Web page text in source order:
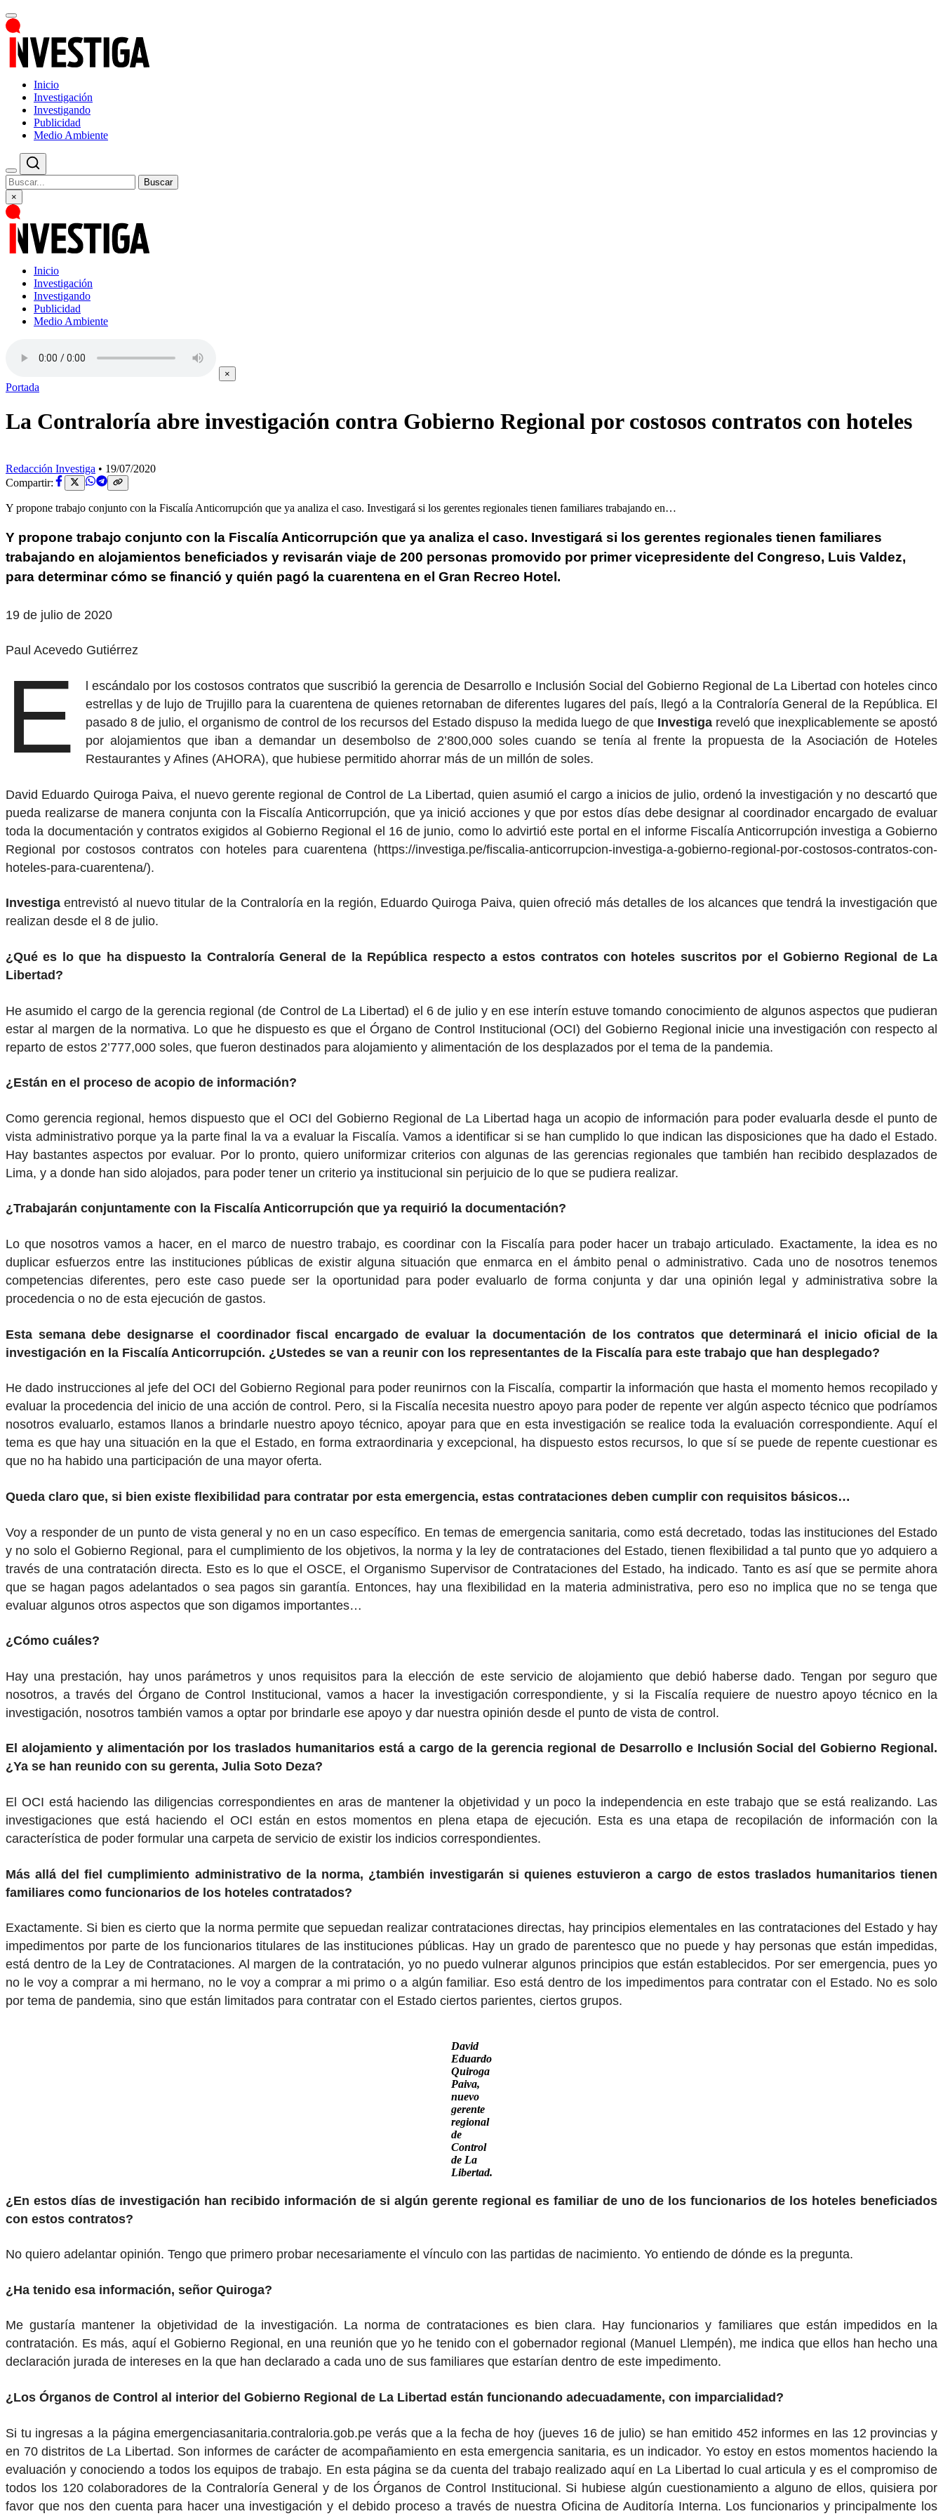
Inicio
Investigación
Investigando
Publicidad
Medio Ambiente
Buscar
×
Inicio
Investigación
Investigando
Publicidad
Medio Ambiente
×
Portada
La Contraloría abre investigación contra Gobierno Regional por costosos contratos con hoteles
Redacción Investiga • 19/07/2020
Compartir:
Y propone trabajo conjunto con la Fiscalía Anticorrupción que ya analiza el caso. Investigará si los gerentes regionales tienen familiares trabajando en…
Y propone trabajo conjunto con la Fiscalía Anticorrupción que ya analiza el caso. Investigará si los gerentes regionales tienen familiares
trabajando en alojamientos beneficiados y revisarán viaje de 200 personas promovido por primer vicepresidente del Congreso, Luis Valdez,
para determinar cómo se financió y quién pagó la cuarentena en el Gran Recreo Hotel.
19 de julio de 2020
Paul Acevedo Gutiérrez
E
l escándalo por los costosos contratos que suscribió la gerencia de Desarrollo e Inclusión Social del Gobierno Regional de La Libertad con hoteles cinco
estrellas y de lujo de Trujillo para la cuarentena de quienes retornaban de diferentes lugares del país, llegó a la Contraloría General de la República. El
pasado 8 de julio, el organismo de control de los recursos del Estado dispuso la medida luego de que Investigareveló que inexplicablemente se apostó
por alojamientos que iban a demandar un desembolso de 2’800,000 soles cuando se tenía al frente la propuesta de la Asociación de Hoteles
Restaurantes y Afines (AHORA), que hubiese permitido ahorrar más de un millón de soles.
David Eduardo Quiroga Paiva, el nuevo gerente regional de Control de La Libertad, quien asumió el cargo a inicios de julio, ordenó la investigación y no descartó que
pueda realizarse de manera conjunta con la Fiscalía Anticorrupción, que ya inició acciones y que por estos días debe designar al coordinador encargado de evaluar
toda la documentación y contratos exigidos al Gobierno Regional el 16 de junio, como lo advirtió este portal en el informe Fiscalía Anticorrupción investiga a Gobierno
Regional por costosos contratos con hoteles para cuarentena (https://investiga.pe/fiscalia-anticorrupcion-investiga-a-gobierno-regional-por-costosos-contratos-con-
hoteles-para-cuarentena/).
Investiga entrevistó al nuevo titular de la Contraloría en la región, Eduardo Quiroga Paiva, quien ofreció más detalles de los alcances que tendrá la investigación que
realizan desde el 8 de julio.
¿Qué es lo que ha dispuesto la Contraloría General de la República respecto a estos contratos con hoteles suscritos por el Gobierno Regional de La
Libertad?
He asumido el cargo de la gerencia regional (de Control de La Libertad) el 6 de julio y en ese interín estuve tomando conocimiento de algunos aspectos que pudieran
estar al margen de la normativa. Lo que he dispuesto es que el Órgano de Control Institucional (OCI) del Gobierno Regional inicie una investigación con respecto al
reparto de estos 2’777,000 soles, que fueron destinados para alojamiento y alimentación de los desplazados por el tema de la pandemia.
¿Están en el proceso de acopio de información?
Como gerencia regional, hemos dispuesto que el OCI del Gobierno Regional de La Libertad haga un acopio de información para poder evaluarla desde el punto de
vista administrativo porque ya la parte final la va a evaluar la Fiscalía. Vamos a identificar si se han cumplido lo que indican las disposiciones que ha dado el Estado.
Hay bastantes aspectos por evaluar. Por lo pronto, quiero uniformizar criterios con algunas de las gerencias regionales que también han recibido desplazados de
Lima, y a donde han sido alojados, para poder tener un criterio ya institucional sin perjuicio de lo que se pudiera realizar.
¿Trabajarán conjuntamente con la Fiscalía Anticorrupción que ya requirió la documentación?
Lo que nosotros vamos a hacer, en el marco de nuestro trabajo, es coordinar con la Fiscalía para poder hacer un trabajo articulado. Exactamente, la idea es no
duplicar esfuerzos entre las instituciones públicas de existir alguna situación que enmarca en el ámbito penal o administrativo. Cada uno de nosotros tenemos
competencias diferentes, pero este caso puede ser la oportunidad para poder evaluarlo de forma conjunta y dar una opinión legal y administrativa sobre la
procedencia o no de esta ejecución de gastos.
Esta semana debe designarse el coordinador fiscal encargado de evaluar la documentación de los contratos que determinará el inicio oficial de la
investigación en la Fiscalía Anticorrupción. ¿Ustedes se van a reunir con los representantes de la Fiscalía para este trabajo que han desplegado?
He dado instrucciones al jefe del OCI del Gobierno Regional para poder reunirnos con la Fiscalía, compartir la información que hasta el momento hemos recopilado y
evaluar la procedencia del inicio de una acción de control. Pero, si la Fiscalía necesita nuestro apoyo para poder de repente ver algún aspecto técnico que podríamos
nosotros evaluarlo, estamos llanos a brindarle nuestro apoyo técnico, apoyar para que en esta investigación se realice toda la evaluación correspondiente. Aquí el
tema es que hay una situación en la que el Estado, en forma extraordinaria y excepcional, ha dispuesto estos recursos, lo que sí se puede de repente cuestionar es
que no ha habido una participación de una mayor oferta.
Queda claro que, si bien existe flexibilidad para contratar por esta emergencia, estas contrataciones deben cumplir con requisitos básicos…
Voy a responder de un punto de vista general y no en un caso específico. En temas de emergencia sanitaria, como está decretado, todas las instituciones del Estado
y no solo el Gobierno Regional, para el cumplimiento de los objetivos, la norma y la ley de contrataciones del Estado, tienen flexibilidad a tal punto que yo adquiero a
través de una contratación directa. Esto es lo que el OSCE, el Organismo Supervisor de Contrataciones del Estado, ha indicado. Tanto es así que se permite ahora
que se hagan pagos adelantados o sea pagos sin garantía. Entonces, hay una flexibilidad en la materia administrativa, pero eso no implica que no se tenga que
evaluar algunos otros aspectos que son digamos importantes…
¿Cómo cuáles?
Hay una prestación, hay unos parámetros y unos requisitos para la elección de este servicio de alojamiento que debió haberse dado. Tengan por seguro que
nosotros, a través del Órgano de Control Institucional, vamos a hacer la investigación correspondiente, y si la Fiscalía requiere de nuestro apoyo técnico en la
investigación, nosotros también vamos a optar por brindarle ese apoyo y dar nuestra opinión desde el punto de vista de control.
El alojamiento y alimentación por los traslados humanitarios está a cargo de la gerencia regional de Desarrollo e Inclusión Social del Gobierno Regional.
¿Ya se han reunido con su gerenta, Julia Soto Deza?
El OCI está haciendo las diligencias correspondientes en aras de mantener la objetividad y un poco la independencia en este trabajo que se está realizando. Las
investigaciones que está haciendo el OCI están en estos momentos en plena etapa de ejecución. Esta es una etapa de recopilación de información con la
característica de poder formular una carpeta de servicio de existir los indicios correspondientes.
Más allá del fiel cumplimiento administrativo de la norma, ¿también investigarán si quienes estuvieron a cargo de estos traslados humanitarios tienen
familiares como funcionarios de los hoteles contratados?
Exactamente. Si bien es cierto que la norma permite que sepuedan realizar contrataciones directas, hay principios elementales en las contrataciones del Estado y hay
impedimentos por parte de los funcionarios titulares de las instituciones públicas. Hay un grado de parentesco que no puede y hay personas que están impedidas,
está dentro de la Ley de Contrataciones. Al margen de la contratación, yo no puedo vulnerar algunos principios que están establecidos. Por ser emergencia, pues yo
no le voy a comprar a mi hermano, no le voy a comprar a mi primo o a algún familiar. Eso está dentro de los impedimentos para contratar con el Estado. No es solo
por tema de pandemia, sino que están limitados para contratar con el Estado ciertos parientes, ciertos grupos.
David
Eduardo
Quiroga
Paiva,
nuevo
gerente
regional
de
Control
de La
Libertad.
¿En estos días de investigación han recibido información de si algún gerente regional es familiar de uno de los funcionarios de los hoteles beneficiados
con estos contratos?
No quiero adelantar opinión. Tengo que primero probar necesariamente el vínculo con las partidas de nacimiento. Yo entiendo de dónde es la pregunta.
¿Ha tenido esa información, señor Quiroga?
Me gustaría mantener la objetividad de la investigación. La norma de contrataciones es bien clara. Hay funcionarios y familiares que están impedidos en la
contratación. Es más, aquí el Gobierno Regional, en una reunión que yo he tenido con el gobernador regional (Manuel Llempén), me indica que ellos han hecho una
declaración jurada de intereses en la que han declarado a cada uno de sus familiares que estarían dentro de este impedimento.
¿Los Órganos de Control al interior del Gobierno Regional de La Libertad están funcionando adecuadamente, con imparcialidad?
Si tu ingresas a la página emergenciasanitaria.contraloria.gob.pe verás que a la fecha de hoy (jueves 16 de julio) se han emitido 452 informes en las 12 provincias y
en 70 distritos de La Libertad. Son informes de carácter de acompañamiento en esta emergencia sanitaria, es un indicador. Yo estoy en estos momentos haciendo la
evaluación y conociendo a todos los equipos de trabajo. En esta página se da cuenta del trabajo realizado aquí en La Libertad lo cual articula y es el compromiso de
todos los 120 colaboradores de la Contraloría General y de los Órganos de Control Institucional. Si hubiese algún cuestionamiento a alguno de ellos, quisiera por
favor que nos den cuenta para hacer una investigación y el debido proceso a través de nuestra Oficina de Auditoría Interna. Los funcionarios y principalmente los